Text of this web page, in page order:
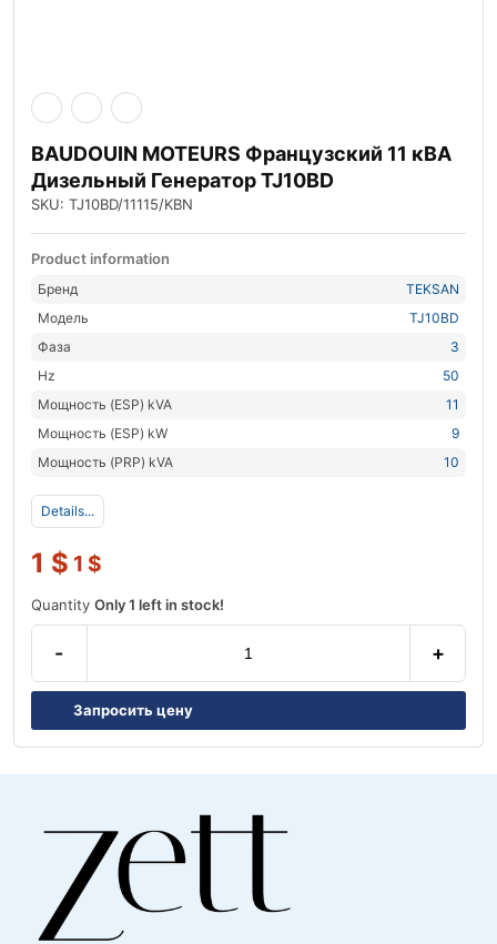
BAUDOUIN MOTEURS Французский 11 кВА
Дизельный Генератор TJ10BD
SKU: TJ10BD/11115/KBN
Product information
Бренд
TEKSAN
Модель
TJ10BD
Фаза
3
Hz
50
Мощность (ESP) kVA
11
Мощность (ESP) kW
9
Мощность (PRP) kVA
10
Details...
1 $ 1 $
Quantity Only 1 left in stock!
- +
Запросить цену